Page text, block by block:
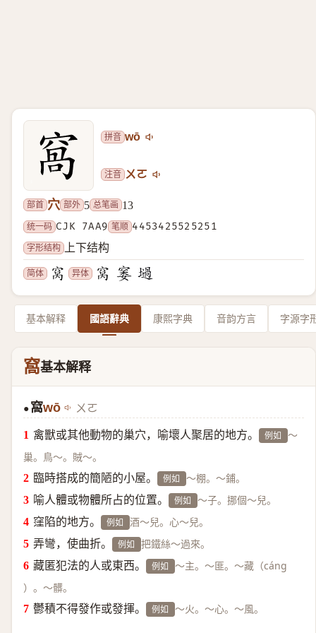
拼音 wō
注音 ㄨㄛ
部首 穴 部外 5 总笔画 13
统一码 CJK 7AA9 笔顺 4453425525251
字形结构
上下结构
简体 异体
基本解释 國語辭典 康熙字典 音韵方言 字源字
窩基本解释
● 窩wō ㄨㄛ
禽獸或其他動物的巢穴，喻壞人聚居的地方。 例如 ～
巢。鳥～。賊～。
臨時搭成的簡陋的小屋。 例如 ～棚。～鋪。
喻人體或物體所占的位置。 例如 ～子。挪個～兒。
窪陷的地方。 例如 酒～兒。心～兒。
弄彎，使曲折。 例如 把鐵絲～過來。
藏匿犯法的人或東西。 例如 ～主。～匪。～藏（cáng
）。～髒。
鬱積不得發作或發揮。 例如 ～火。～心。～風。